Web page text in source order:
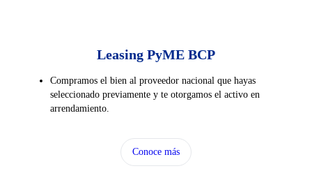
Leasing PyME BCP
Compramos el bien al proveedor nacional que hayas
seleccionado previamente y te otorgamos el activo en
arrendamiento.
Conoce más